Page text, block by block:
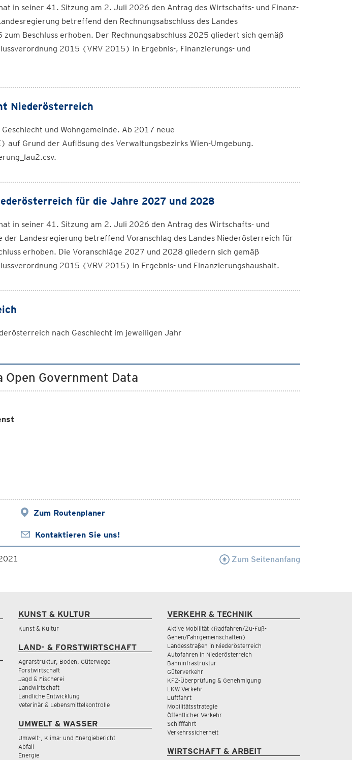
in seiner 41. Sitzung am 2. Juli 2026 den Antrag des Wirtschafts- und Finanz-
betreffend den Rechnungsabschluss des Landes
Beschluss erhoben. Der Rechnungsabschluss 2025 gliedert sich gemäß
2015 (VRV 2015) in Ergebnis-, Finanzierungs- und
Niederösterreich
und Wohngemeinde. Ab 2017 neue
auf Grund der Auflösung des Verwaltungsbezirks Wien-Umgebung.
für die Jahre 2027 und 2028
in seiner 41. Sitzung am 2. Juli 2026 den Antrag des Wirtschafts- und
der Landesregierung betreffend Voranschlag des Landes Niederösterreich für
erhoben. Die Voranschläge 2027 und 2028 gliedern sich gemäß
2015 (VRV 2015) in Ergebnis- und Finanzierungshaushalt.
nach Geschlecht im jeweiligen Jahr
Government Data
Zum Routenplaner
Kontaktieren Sie uns!
Zum Seitenanfang
KUNST & KULTUR
Kunst & Kultur
LAND- & FORSTWIRTSCHAFT
Agrarstruktur, Boden, Güterwege
Forstwirtschaft
Jagd & Fischerei
Landwirtschaft
Ländliche Entwicklung
Veterinär & Lebensmittelkontrolle
UMWELT & WASSER
Umwelt-, Klima- und Energiebericht
Abfall
Energie
VERKEHR & TECHNIK
Aktive Mobilität (Radfahren/Zu-Fuß-
Gehen/Fahrgemeinschaften)
Landesstraßen in Niederösterreich
Autofahren in Niederösterreich
Bahninfrastruktur
Güterverkehr
KFZ-Überprüfung & Genehmigung
LKW Verkehr
Luftfahrt
Mobilitätsstrategie
Öffentlicher Verkehr
Schifffahrt
Verkehrssicherheit
WIRTSCHAFT & ARBEIT